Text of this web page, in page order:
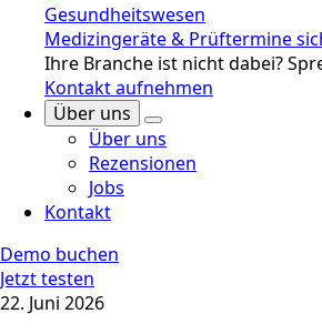
Gesundheitswesen
Medizingeräte & Prüftermine
Ihre Branche ist nicht dabei?
Kontakt aufnehmen
Über uns
Über uns
Rezensionen
Jobs
Kontakt
Demo buchen
Jetzt testen
22. Juni 2026